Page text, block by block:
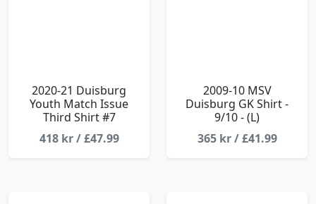
2020-21 Duisburg
Youth Match Issue
Third Shirt #7
418 kr / £47.99
2009-10 MSV
Duisburg GK Shirt -
9/10 - (L)
365 kr / £41.99